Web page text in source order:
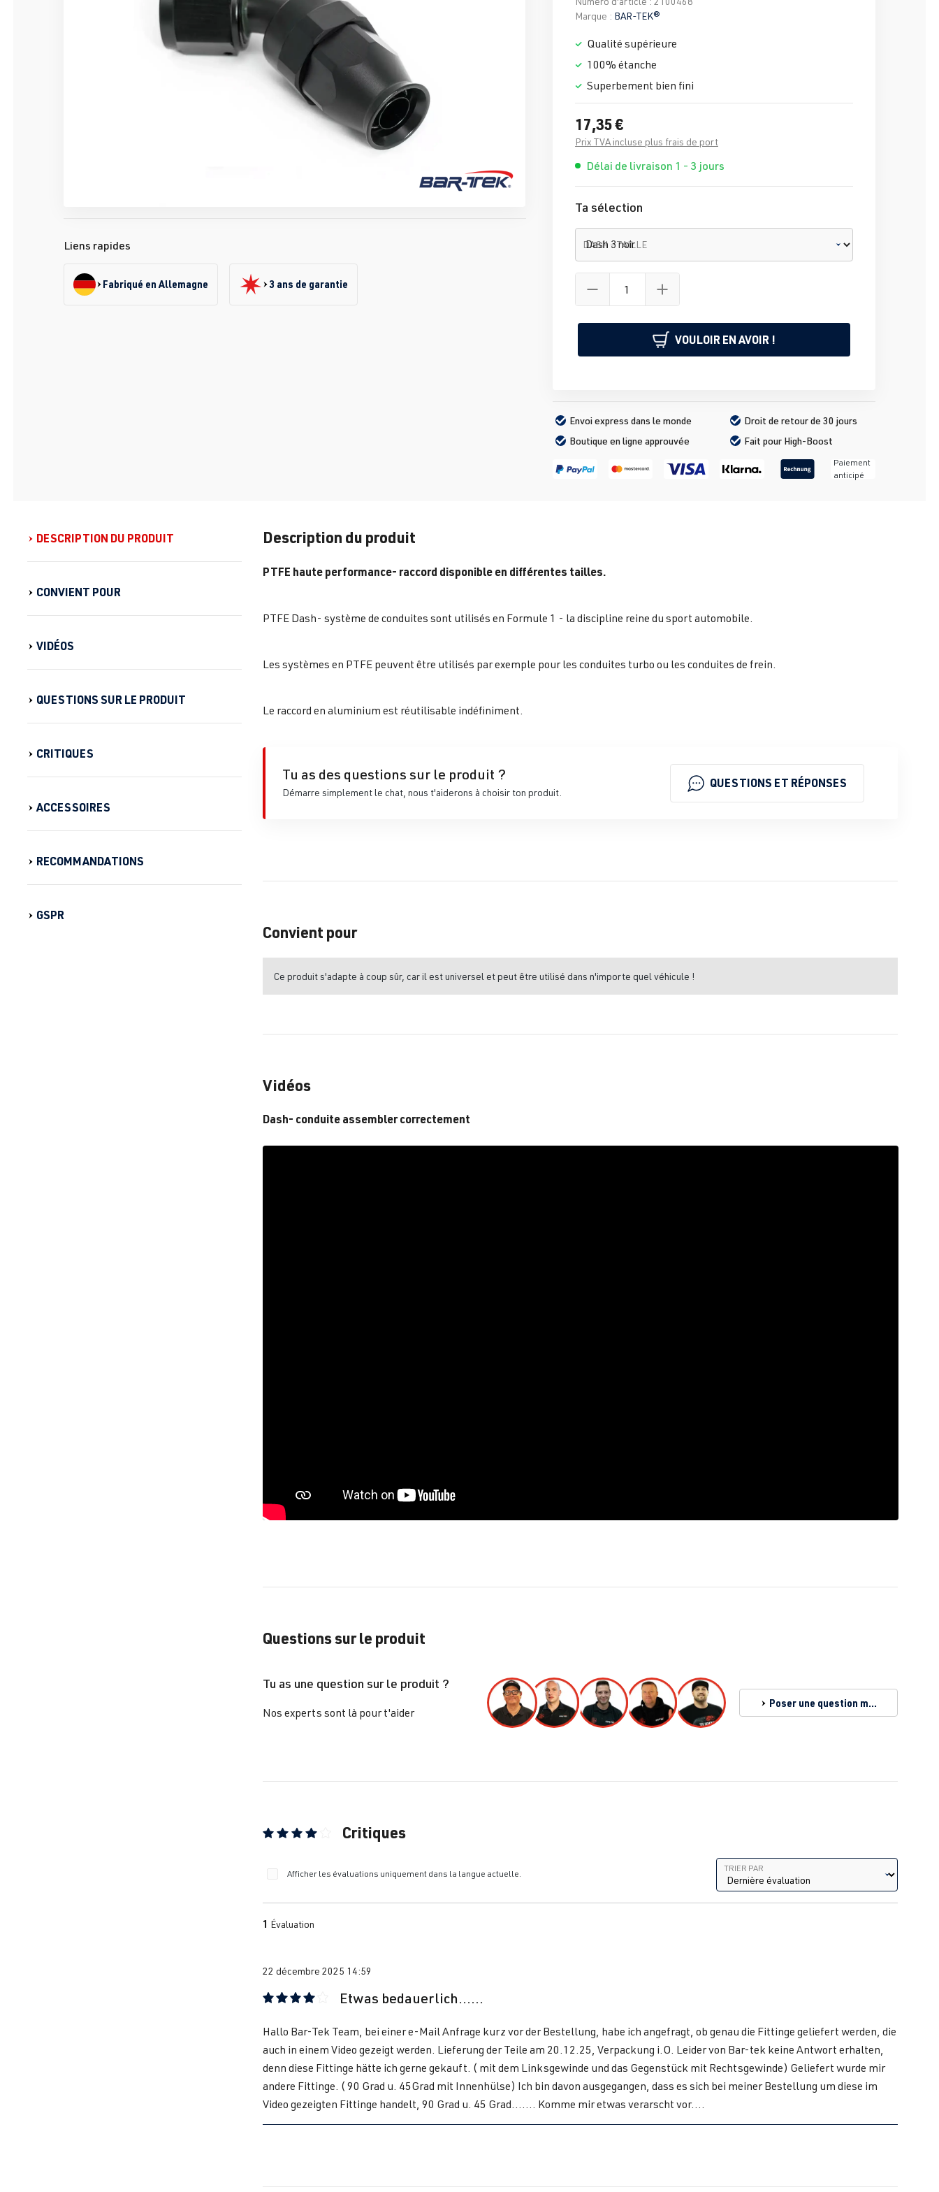
Liens rapides
Fabriqué en Allemagne 3 ans de garantie
Marque : BAR-TEK®
Qualité supérieure
100% étanche
Superbement bien fini
17,35 €
Prix TVA incluse plus frais de port
Délai de livraison 1 - 3 jours
Ta sélection
DASH - TAILLE
VOULOIR EN AVOIR !
Envoi express dans le monde
Droit de retour de 30 jours
Boutique en ligne approuvée
Fait pour High-Boost
Paiement
anticipé
DESCRIPTION DU PRODUIT
CONVIENT POUR
VIDÉOS
QUESTIONS SUR LE PRODUIT
CRITIQUES
ACCESSOIRES
RECOMMANDATIONS
GSPR
Description du produit
PTFE haute performance- raccord disponible en différentes tailles.
PTFE Dash- système de conduites sont utilisés en Formule 1 - la discipline reine du sport automobile.
Les systèmes en PTFE peuvent être utilisés par exemple pour les conduites turbo ou les conduites de frein.
Le raccord en aluminium est réutilisable indéfiniment.
Tu as des questions sur le produit ?
Démarre simplement le chat, nous t'aiderons à choisir ton produit.
QUESTIONS ET RÉPONSES
Convient pour
Ce produit s'adapte à coup sûr, car il est universel et peut être utilisé dans n'importe quel véhicule !
Vidéos
Dash- conduite assembler correctement
Questions sur le produit
Tu as une question sur le produit ?
Nos experts sont là pour t'aider
Poser une question maintenant
Critiques
Afficher les évaluations uniquement dans la langue actuelle.
Trier par
TRIER PAR
1 Évaluation
22 décembre 2025 14:59
Etwas bedauerlich......
Hallo Bar-Tek Team, bei einer e-Mail Anfrage kurz vor der Bestellung, habe ich angefragt, ob genau die Fittinge geliefert werden, die
auch in einem Video gezeigt werden. Lieferung der Teile am 20.12.25, Verpackung i.O. Leider von Bar-tek keine Antwort erhalten,
denn diese Fittinge hätte ich gerne gekauft. ( mit dem Linksgewinde und das Gegenstück mit Rechtsgewinde) Geliefert wurde mir
andere Fittinge. ( 90 Grad u. 45Grad mit Innenhülse) Ich bin davon ausgegangen, dass es sich bei meiner Bestellung um diese im
Video gezeigten Fittinge handelt, 90 Grad u. 45 Grad....... Komme mir etwas verarscht vor....